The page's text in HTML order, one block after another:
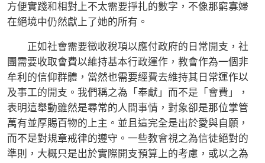
方便實踐和相對上不太需要掙扎的數字，不像那窮寡婦
在絕境中仍然獻上了她的所有。
正如社會需要徵收稅項以應付政府的日常開支，社
團需要收取會費以維持基本行政運作，教會作為一個非
牟利的信仰群體，當然也需要經費去維持其日常運作以
及事工的開支。我們稱之為「奉獻」而不是「會費」，
表明這舉動雖然是尋常的人間事情，對象卻是那位掌管
萬有並厚賜百物的上主。並且這完全是出於愛與自願，
而不是對規章戒律的遵守。一些教會視之為信徒絕對的
準則，大概只是出於實際開支預算上的考慮，或以之為